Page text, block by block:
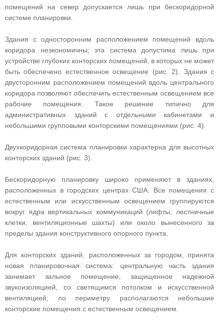
помещений на север допускается лишь при бескоридорной
системе планировки.
Здания с односторонним расположением помещений вдоль
коридора неэкономичны; эта система допустима лишь при
устройстве глубоких конторских помещений, в которых не может
быть обеспечено естественное освещение (рис. 2). Здания с
двусторонним расположением помещений вдоль центрального
коридора позволяют обеспечить естественным освещением все
рабочие помещения. Такое решение типично для
административных зданий с отдельными кабинетами и
небольшими групповыми конторскими помещениями (рис. 4).
Двухкоридорная система планировки характерна для высотных
конторских зданий (рис. 3).
Бескоридорную планировку широко применяют в зданиях,
расположенных в городских центрах США. Все помещения с
естественным или искусственным освещением группируются
вокруг ядра вертикальных коммуникаций (лифты, лестничные
клетки, вентиляционные шахты) или около вынесенного за
пределы здания конструктивного опорного пункта.
Для конторских зданий, расположенных за городом, принята
новая планировочная система: центральную часть здания
занимает зальное помещение, защищенное надежной
звукоизоляцией, со светящимся потолком и искусственной
вентиляцией; по периметру располагаются небольшие
конторские помещения с естественным освещением.